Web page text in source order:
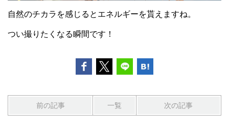
自然のチカラを感じるとエネルギーを貰えますね。
つい撮りたくなる瞬間です！
前の記事 一覧 次の記事